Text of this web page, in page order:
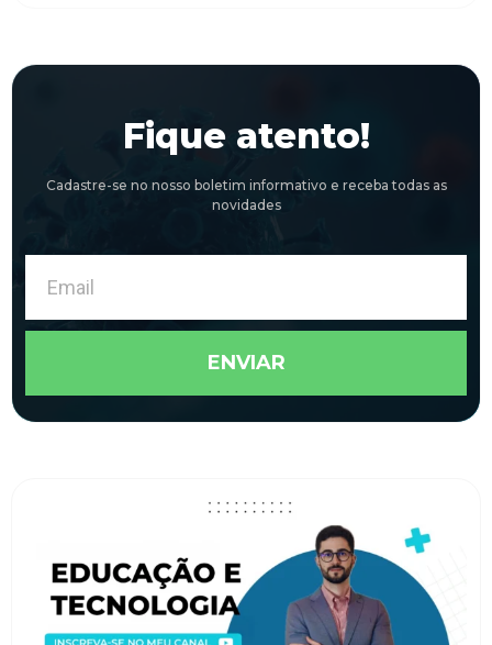
Fique atento!
Cadastre-se no nosso boletim informativo e receba todas as
novidades
ENVIAR